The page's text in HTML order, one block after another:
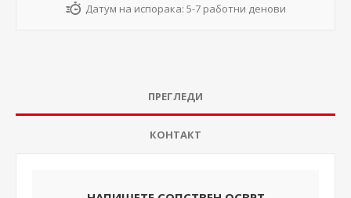
Датум на испорака: 5-7 работни денови
ПРЕГЛЕДИ
КОНТАКТ